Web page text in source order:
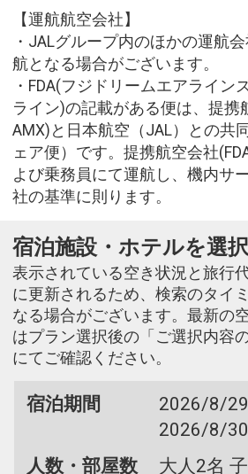
【運航航空会社】
・JALグループ内のほかの運航
航となる場合がございます。
・FDA(フジドリームエアライン
ライン)の記載がある便は、提携
AMX)と日本航空（JAL）との共
ェア便）です。提携航空会社
よび乗務員にて運航し、機内サ
社の基準に則ります。
宿泊施設・ホテルを選
表示されている空き状況と旅行
に更新されるため、検索のタイ
なる場合がございます。最新の
はプラン選択後の「ご選択内容
にてご確認ください。
宿泊期間
2026/8/
2026/8/30
人数・部屋数
大人2名